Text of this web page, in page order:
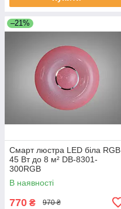
–21%
Смарт люстра LED біла RGB
45 Вт до 8 м² DB-8301-
300RGB
В наявності
770 ₴ 970 ₴